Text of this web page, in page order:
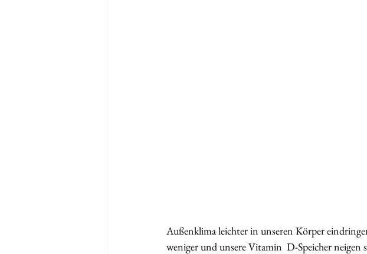
Außenklima leichter in unseren Körper
weniger und unsere Vitamin  D-Speicher